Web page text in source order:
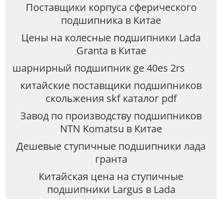
Поставщики корпуса сферического
подшипника в Китае
Цены на колесные подшипники Lada
Granta в Китае
шарнирный подшипник ge 40es 2rs
китайские поставщики подшипников
скольжения skf каталог pdf
Завод по производству подшипников
NTN Komatsu в Китае
Дешевые ступичные подшипники лада
гранта
Китайская цена на ступичные
подшипники Largus в Lada